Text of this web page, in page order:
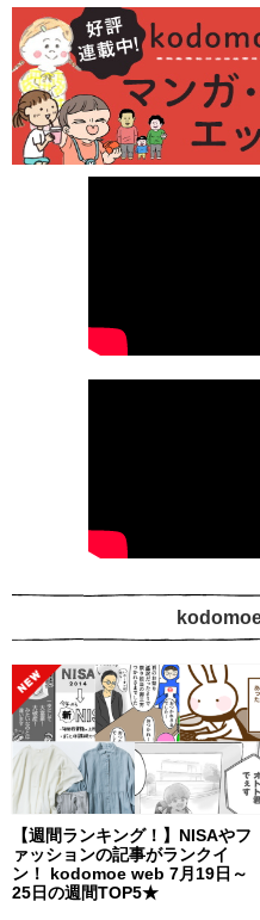
【週間ランキング！】NISAやフ
ァッションの記事がランクイ
ン！ kodomoe web 7月19日～
25日の週間TOP5★